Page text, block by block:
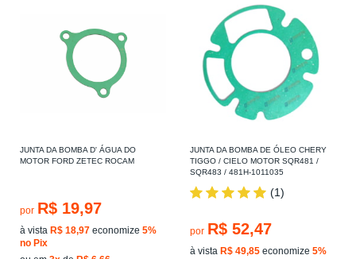
JUNTA DA BOMBA D' ÁGUA DO
MOTOR FORD ZETEC ROCAM
por R$ 19,97
à vista R$ 18,97 economize 5%
no Pix
JUNTA DA BOMBA DE ÓLEO CHERY
TIGGO / CIELO MOTOR SQR481 /
SQR483 / 481H-1011035
(1)
por R$ 52,47
à vista R$ 49,85 economize 5%